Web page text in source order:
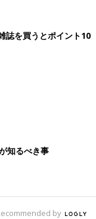
誌を買うとポイント10
知るべき事
by